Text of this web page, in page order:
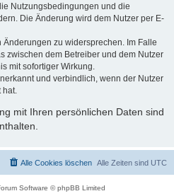
Nutzungsbedingungen und die
Die Änderung wird dem Nutzer per E-
Änderungen zu widersprechen. Im Falle
zwischen dem Betreiber und dem Nutzer
mit sofortiger Wirkung.
und verbindlich, wenn der Nutzer
hat.
mit Ihren persönlichen Daten sind
Alle Zeiten sind UTC
Alle Cookies löschen
Software © phpBB Limited